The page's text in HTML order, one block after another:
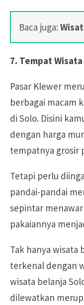
Baca juga:
7. Tempat
Pasar Klewer
berbagai macam
di Solo. Disini
dengan harga
tempatnya grosir
Tetapi perlu
pandai-pandai
sepintar
pakaiannya
Tak hanya wisata
terkenal dengan
wisata belanja
dilewatkan